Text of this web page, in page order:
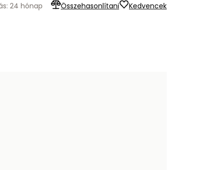
Összehasonlítani Kedvencek
24 hónap